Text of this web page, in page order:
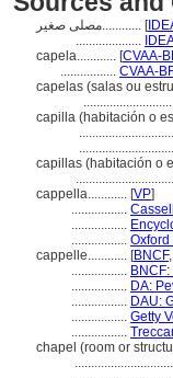
مصلى صغير............ [
....................
capela............ [CVAA-
................. CVAA-
capelas (salas ou
capilla (habitación o
capillas (habitación o
cappella............ [VP]
.................
.................
.................
cappelle............ [BNCF,
.................
................. DA:
................. DAU:
................. Getty
.................
chapel (room or